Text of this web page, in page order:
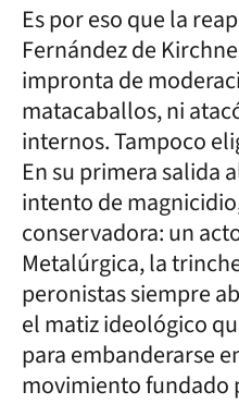
Es por eso que la
Fernández de
impronta de
matacaballos, ni
internos. Tampoco
En su primera salida
intento de
conservadora: un
Metalúrgica, la
peronistas siempre
el matiz ideológico
para embanderarse
movimiento fundado